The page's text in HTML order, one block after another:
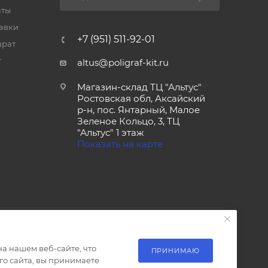
+7 (951) 511-92-01
altus@poligraf-kit.ru
Магазин-склад ТЦ "Альтус"
Ростовская обл, Аксайский
р-н, пос. Янтарный, Малое
Зеленое Кольцо, 3, ТЦ
"Альтус" 1 этаж
Показать на карте
нашем веб-сайте, что
сайта, вы принимаете
ПРИНИМАЮ